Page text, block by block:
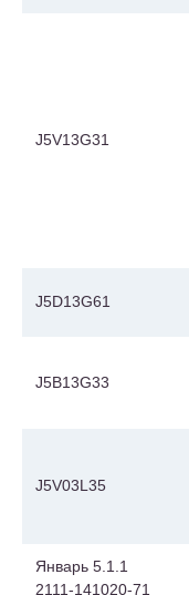
J5V13G31
J5D13G61
J5B13G33
J5V03L35
Январь 5.1.1
2111-141020-71